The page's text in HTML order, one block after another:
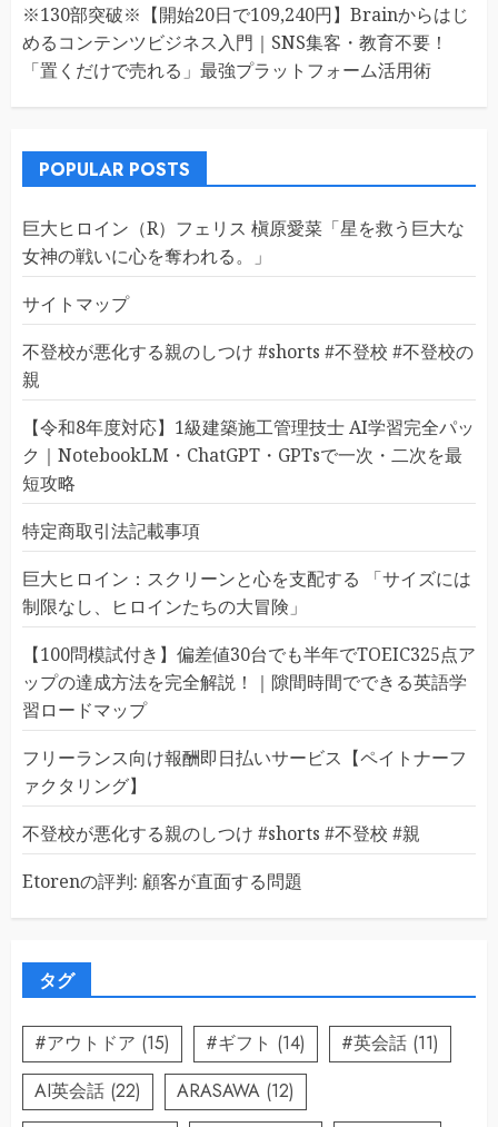
※130部突破※【開始20日で109,240円】Brainからはじ
めるコンテンツビジネス入門｜SNS集客・教育不要！
「置くだけで売れる」最強プラットフォーム活用術
POPULAR POSTS
巨大ヒロイン（R）フェリス 槇原愛菜「星を救う巨大な
女神の戦いに心を奪われる。」
サイトマップ
不登校が悪化する親のしつけ #shorts #不登校 #不登校の
親
【令和8年度対応】1級建築施工管理技士 AI学習完全パッ
ク｜NotebookLM・ChatGPT・GPTsで一次・二次を最
短攻略
特定商取引法記載事項
巨大ヒロイン：スクリーンと心を支配する 「サイズには
制限なし、ヒロインたちの大冒険」
【100問模試付き】偏差値30台でも半年でTOEIC325点ア
ップの達成方法を完全解説！｜隙間時間でできる英語学
習ロードマップ
フリーランス向け報酬即日払いサービス【ペイトナーフ
ァクタリング】
不登校が悪化する親のしつけ #shorts #不登校 #親
Etorenの評判: 顧客が直面する問題
タグ
#アウトドア (15) #ギフト (14) #英会話 (11)
AI英会話 (22) ARASAWA (12)